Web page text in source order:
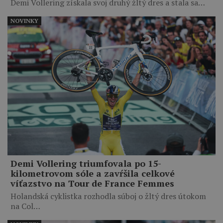
Demi Vollering získala svoj druhý žltý dres a stala sa…
Demi Vollering triumfovala po 15-
kilometrovom sóle a zavŕšila celkové
víťazstvo na Tour de France Femmes
Holandská cyklistka rozhodla súboj o žltý dres útokom
na Col…
NOVINKY